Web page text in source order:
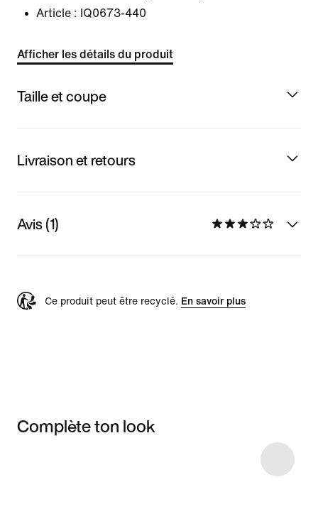
Article : IQ0673-440
Afficher les détails du produit
Taille et coupe
Livraison et retours
Avis (1)
Ce produit peut être recyclé. En savoir plus
Complète ton look